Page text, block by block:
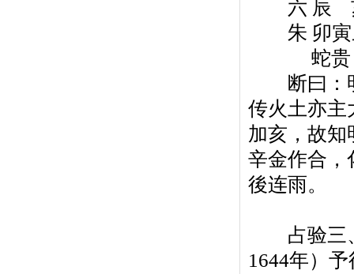
六 辰 亥
朱 卯寅
蛇贵
断曰：明
传火土亦主
加亥，故知
辛金作合，
後连雨。
占验三、
1644年）